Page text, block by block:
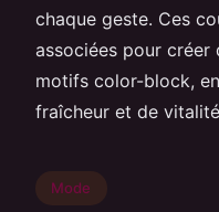
chaque geste. Ces
associées pour
motifs color-block,
fraîcheur et de
Mode